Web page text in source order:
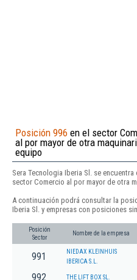
Posición 996 en el sector
al por mayor de otra
equipo
Sera Tecnologia Iberia Sl. se
sector Comercio al por mayor de otra
A continuación podrá consultar la
Iberia Sl. y empresas con posiciones
Posición
Sector
Nombre de la empresa
991
NIEDAX KLEINHUIS
IBERICA S.L.
992 THE LIFT BOX SL.